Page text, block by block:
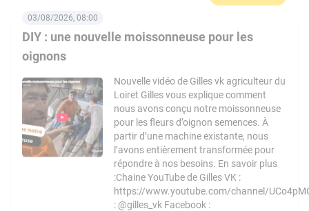
DIY : une nouvelle moissonneuse pour les
oignons
03/08/2026, 08:00
Nouvelle vidéo de Gilles vk agriculteur du
Loiret Gilles vous explique comment
nous avons conçu notre moissonneuse
pour les fleurs d’oignon semences. À
partir d’une machine existante, nous
l’avons entièrement transformée pour
répondre à nos besoins. En savoir plus
:Chaine YouTube de Gilles VK :
https://www.youtube.com/channel/
: @gilles_vk Facebook :